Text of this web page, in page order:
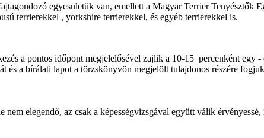
egyesületük van, emellett a Magyar Terrier Tenyésztők
terrierekkel , yorkshire terrierekkel, és egyéb terrierekkel is.
a pontos időpont megjelelősével zajlik a 10-15 percenként egy
a bírálati lapot a törzskönyvön megjelölt tulajdonos részére
elegendő, az csak a képességvizsgával együtt válik